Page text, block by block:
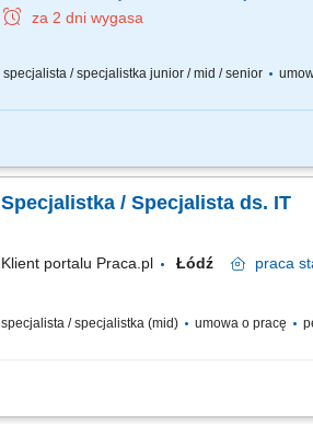
za 2 dni wygasa
specjalista / specjalistka junior / mid / senior
Jakie będą Twoje obowiązki? nadzór nad salami
Specjalistka / Specjalista ds. IT
Klient portalu Praca.pl Łódź praca
specjalista / specjalistka (mid) umowa o pracę
Zapewnianie wsparcia technicznego użytkownikom